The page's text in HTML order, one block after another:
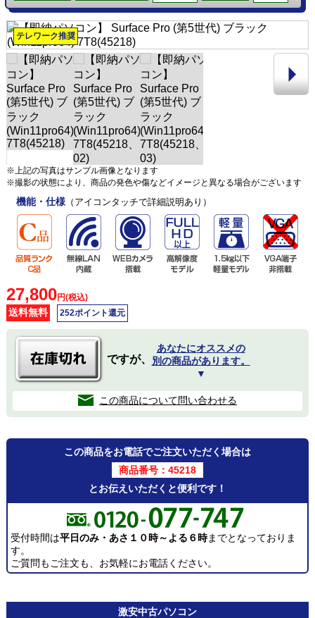
テレワーク推奨
※上記の写真はサンプル画像となります
※撮影の状態により、商品の発色や傷などイメージと異なる場合がございます
機能・仕様（アイコンタッチで詳細説明あり）
27,800円(税込)
送料無料 252ポイント還元
ですが、
あなたにオススメの
別の商品があります。
▼
この商品について問い合わせる
この商品をお電話でご注文いただく場合は
商品番号：45218
とお伝えいただくと便利です！
受付時間は平日のみ・あさ１０時～よる６時までとなっておりま
す。
ご質問もご注文も、お気軽にお電話ください。
激安中古パソコン